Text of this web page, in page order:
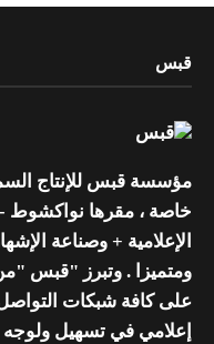
قبس
مؤسسة قبس للإنتاج
خاصة ، مقرها نواكشوط -
الإعلامية + وصناعة
ومتميزا . وتبرز "قبس
على كافة شبكات
إعلامي في تسهيل